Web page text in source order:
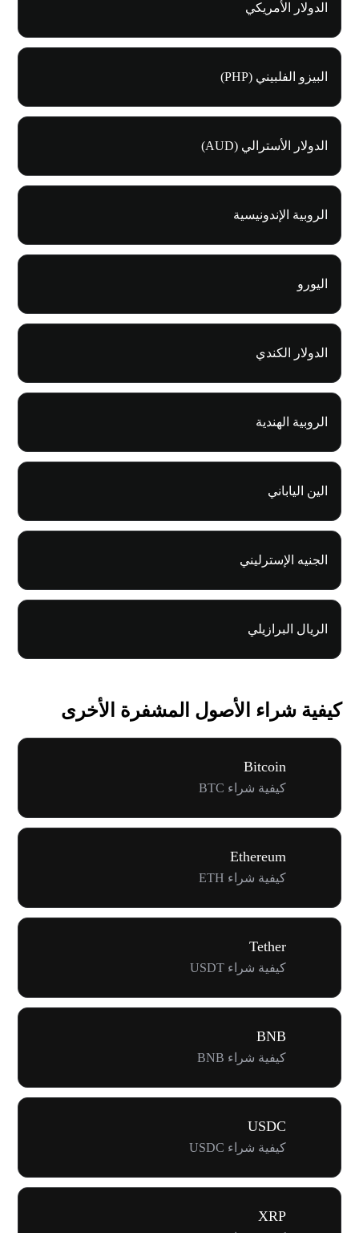
الدولار الأمريكي
البيزو الفلبيني (PHP)
الدولار الأسترالي (AUD)
الروبية الإندونيسية
اليورو
الدولار الكندي
الروبية الهندية
الين الياباني
الجنيه الإسترليني
الريال البرازيلي
كيفية شراء الأصول المشفرة الأخرى
Bitcoin
كيفية شراء BTC
Ethereum
كيفية شراء ETH
Tether
كيفية شراء USDT
BNB
كيفية شراء BNB
USDC
كيفية شراء USDC
XRP